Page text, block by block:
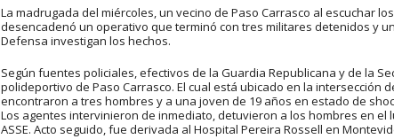
La madrugada del miércoles, un vecino de Paso Carrasco al escuchar
desencadenó un operativo que terminó con tres militares detenidos y
Defensa investigan los hechos.
Según fuentes policiales, efectivos de la Guardia Republicana y de la
polideportivo de Paso Carrasco. El cual está ubicado en la intersección
encontraron a tres hombres y a una joven de 19 años en estado de
Los agentes intervinieron de inmediato, detuvieron a los hombres en
ASSE. Acto seguido, fue derivada al Hospital Pereira Rossell en